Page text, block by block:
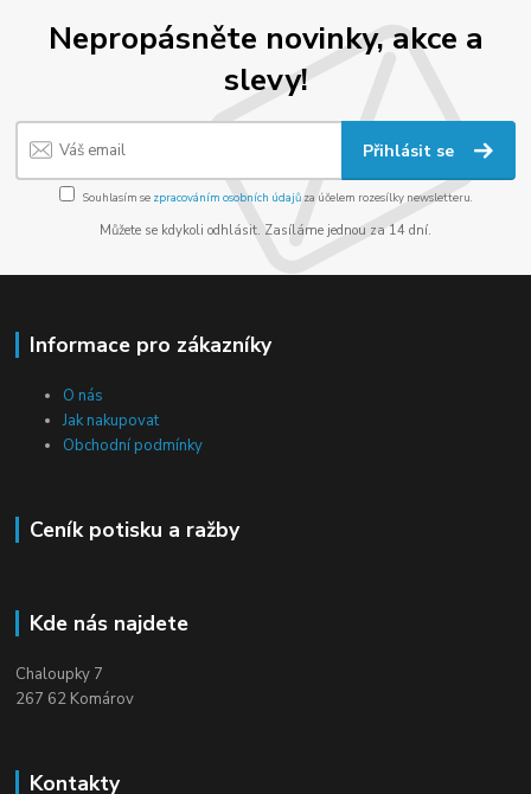
Nepropásněte novinky, akce a
slevy!
Přihlásit se
Souhlasím se zpracováním osobních údajůza účelem rozesílky newsletteru.
Můžete se kdykoli odhlásit. Zasíláme jednou za 14 dní.
Informace pro zákazníky
O nás
Jak nakupovat
Obchodní podmínky
Ceník potisku a ražby
Kde nás najdete
Chaloupky 7
267 62 Komárov
Kontakty